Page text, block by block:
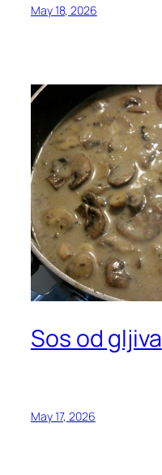
May 18, 2026
Sos od gljiva
May 17, 2026